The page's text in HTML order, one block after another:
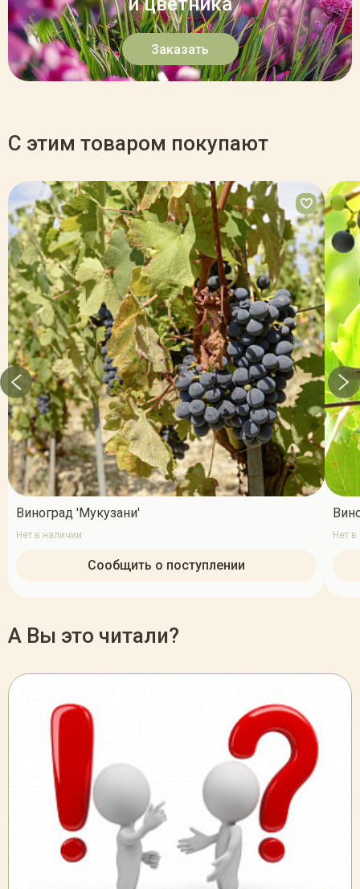
Заказать
С этим товаром покупают
Виноград 'Мукузани'
Нет в наличии
Сообщить о поступлении
Нет
А Вы это читали?